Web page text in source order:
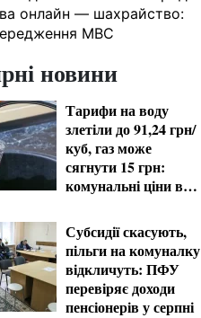
онлайн — шахрайство:
МВС
новини
Тарифи на воду
злетіли до 91,24 грн/
куб, газ може
сягнути 15 грн:
комунальні ціни в
Субсидії скасують,
пільги на комуналку
відкличуть: ПФУ
перевіряє доходи
пенсіонерів у серпні